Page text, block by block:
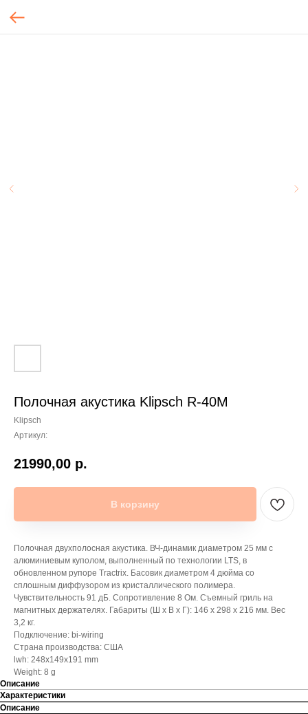
Полочная акустика Klipsch R-40M
Klipsch
Артикул:
21990,00 р.
В корзину
Полочная двухполосная акустика. ВЧ-динамик диаметром 25 мм с
алюминиевым куполом, выполненный по технологии LTS, в
обновленном рупоре Tractrix. Басовик диаметром 4 дюйма со
сплошным диффузором из кристаллического полимера.
Чувствительность 91 дБ. Сопротивление 8 Ом. Съемный гриль на
магнитных держателях. Габариты (Ш х В х Г): 146 х 298 х 216 мм. Вес
3,2 кг.
Подключение: bi-wiring
Страна производства: США
lwh: 248x149x191 mm
Weight: 8 g
Описание
Характеристики
Описание